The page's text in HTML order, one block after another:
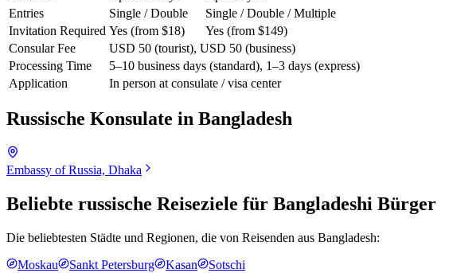
Entries
Single / Double
Single / Double / Multiple
Invitation Required Yes (from $18)
Yes (from $149)
Consular Fee
USD 50 (tourist), USD 50 (business)
Processing Time
5–10 business days (standard), 1–3 days (express)
Application
In person at consulate / visa center
Russische Konsulate in Bangladesh
Embassy of Russia, Dhaka
Beliebte russische Reiseziele für Bangladeshi Bürger
Die beliebtesten Städte und Regionen, die von Reisenden aus Bangladesh:
Moskau
Sankt Petersburg Kasan Sotschi